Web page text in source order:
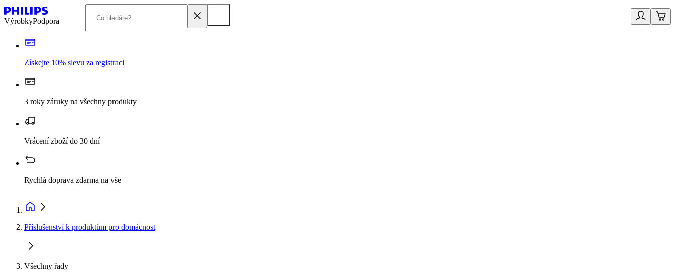
VýrobkyPodpora
Získejte 10% slevu za registraci
3 roky záruky na všechny produkty
Vrácení zboží do 30 dní
Rychlá doprava zdarma na vše
Příslušenství k produktům pro domácnost
Všechny řady